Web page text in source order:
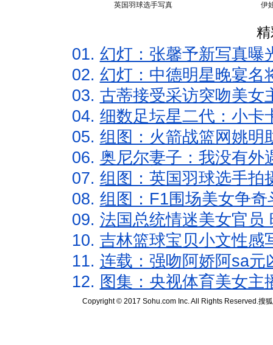
英国羽球选手写真 伊
01. 幻灯：张馨予新写真曝
02. 幻灯：中德明星晚宴名
03. 古蒂接受采访突吻美女
04. 细数足坛星二代：小卡
05. 组图：火箭战篮网姚明
06. 奥尼尔妻子：我没有外
07. 组图：英国羽球选手拍
08. 组图：F1围场美女争
09. 法国总统情迷美女官员
10. 吉林篮球宝贝小文性感
11. 连载：强吻阿娇阿sa元
12. 图集：央视体育美女主
Copyright © 2017 Sohu.com Inc. All Rights Reserved.搜